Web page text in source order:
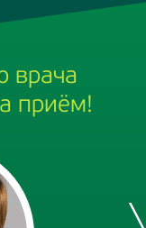
врача
приём!